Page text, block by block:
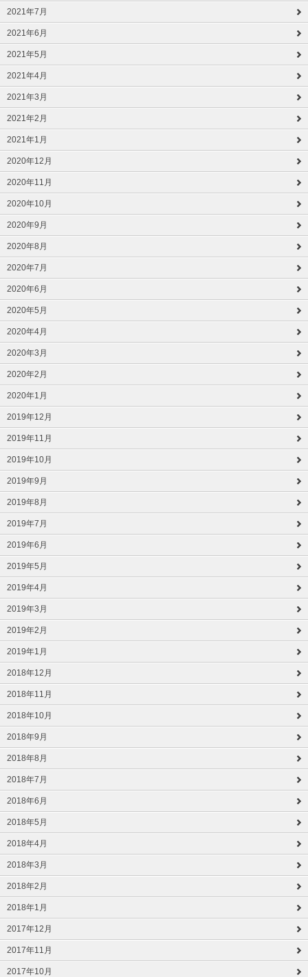
2021年7月
2021年6月
2021年5月
2021年4月
2021年3月
2021年2月
2021年1月
2020年12月
2020年11月
2020年10月
2020年9月
2020年8月
2020年7月
2020年6月
2020年5月
2020年4月
2020年3月
2020年2月
2020年1月
2019年12月
2019年11月
2019年10月
2019年9月
2019年8月
2019年7月
2019年6月
2019年5月
2019年4月
2019年3月
2019年2月
2019年1月
2018年12月
2018年11月
2018年10月
2018年9月
2018年8月
2018年7月
2018年6月
2018年5月
2018年4月
2018年3月
2018年2月
2018年1月
2017年12月
2017年11月
2017年10月